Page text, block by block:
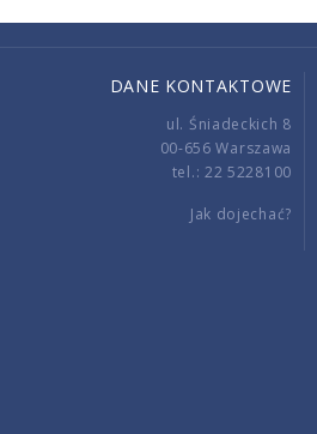
DANE KONTAKTOWE
ul. Śniadeckich 8
00-656 Warszawa
tel.: 22 5228100
Jak dojechać?